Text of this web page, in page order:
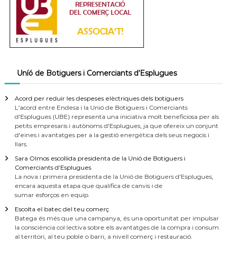
Uníó de Botiguers i Comerciants d’Esplugues
Acord per reduir les despeses elèctriques dels botiguers
L'acord entre Endesa i la Unió de Botiguers i Comerciants
d'Esplugues (UBE) representa una iniciativa molt beneficiosa per als
petits empresaris i autònoms d'Esplugues, ja que ofereix un conjunt
d'eines i avantatges per a la gestió energètica dels seus negocis i
llars.
Sara Olmos escollida presidenta de la Unió de Botiguers i
Comerciants d’Esplugues
La nova i primera presidenta de la Unió de Botiguers d'Esplugues,
encara aquesta etapa que qualifica de canvis i de
sumar esforços en equip.
Escolta el batec del teu comerç
Batega és més que una campanya, és una oportunitat per impulsar
la consciència col·lectiva sobre els avantatges de la compra i consum
al territori, al teu poble o barri, a nivell comerç i restauració.